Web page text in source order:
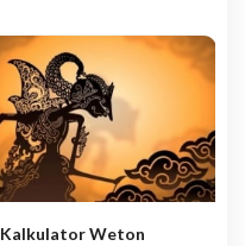
Kalkulator Weton